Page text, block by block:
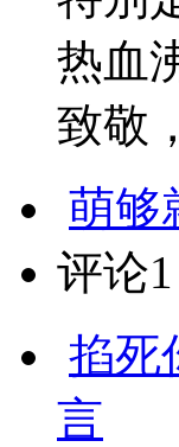
热血
致敬
萌够
评论1
掐死
言